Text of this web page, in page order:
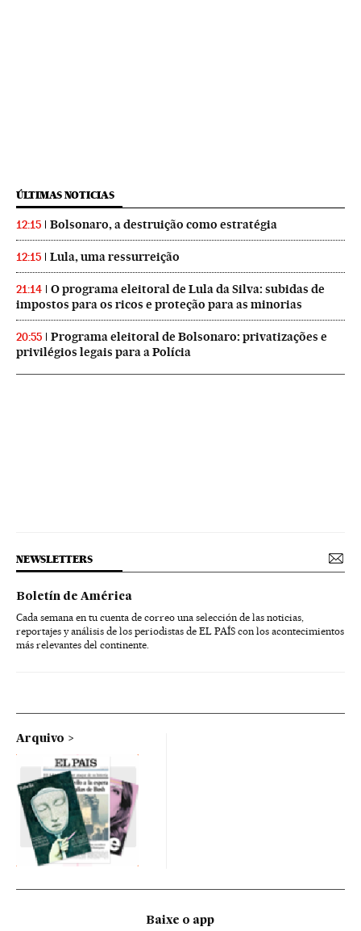
ÚLTIMAS NOTICIAS
12:15 Bolsonaro, a destruição como estratégia
12:15 Lula, uma ressurreição
21:14
O programa eleitoral de Lula da Silva: subidas de
impostos para os ricos e proteção para as minorias
20:55
Programa eleitoral de Bolsonaro: privatizações e
privilégios legais para a Polícia
NEWSLETTERS
Boletín de América
Cada semana en tu cuenta de correo una selección de las noticias,
reportajes y análisis de los periodistas de EL PAÍS con los acontecimientos
más relevantes del continente.
Arquivo
Baixe o app